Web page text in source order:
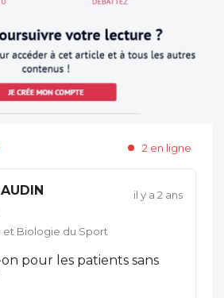
2 en ligne
et Biologie du Sport
il y a 2 ans
pour les patients sans